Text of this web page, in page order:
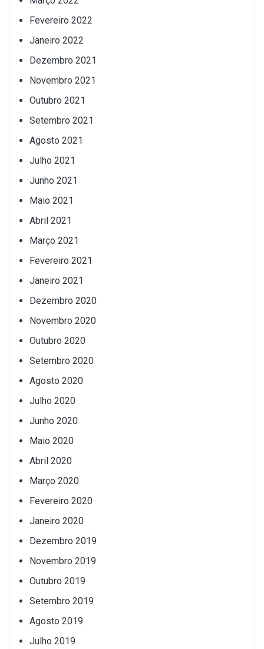
Fevereiro 2022
Janeiro 2022
Dezembro 2021
Novembro 2021
Outubro 2021
Setembro 2021
Agosto 2021
Julho 2021
Junho 2021
Maio 2021
Abril 2021
Março 2021
Fevereiro 2021
Janeiro 2021
Dezembro 2020
Novembro 2020
Outubro 2020
Setembro 2020
Agosto 2020
Julho 2020
Junho 2020
Maio 2020
Abril 2020
Março 2020
Fevereiro 2020
Janeiro 2020
Dezembro 2019
Novembro 2019
Outubro 2019
Setembro 2019
Agosto 2019
Julho 2019